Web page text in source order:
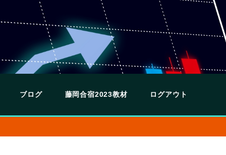
ブログ 藤岡合宿2023教材 ログアウト